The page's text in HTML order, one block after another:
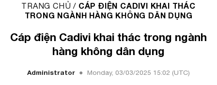
TRANG CHỦ / CÁP ĐIỆN CADIVI KHAI THÁC
TRONG NGÀNH HÀNG KHÔNG DÂN DỤNG
Cáp điện Cadivi khai thác trong ngành
hàng không dân dụng
Administrator Monday, 03/03/2025 15:02 (UTC)